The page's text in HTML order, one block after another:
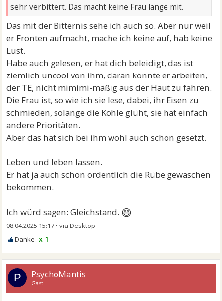
sehr verbittert. Das macht keine Frau lange mit.
Das mit der Bitternis sehe ich auch so. Aber nur weil
er Fronten aufmacht, mache ich keine auf, hab keine
Lust.
Habe auch gelesen, er hat dich beleidigt, das ist
ziemlich uncool von ihm, daran könnte er arbeiten,
der TE, nicht mimimi-mäßig aus der Haut zu fahren.
Die Frau ist, so wie ich sie lese, dabei, ihr Eisen zu
schmieden, solange die Kohle glüht, sie hat einfach
andere Prioritäten.
Aber das hat sich bei ihm wohl auch schon gesetzt.
Leben und leben lassen.
Er hat ja auch schon ordentlich die Rübe gewaschen
bekommen.
Ich würd sagen: Gleichstand. 😄
08.04.2025 15:17 •
x 1
P PsychoMantis
Gast